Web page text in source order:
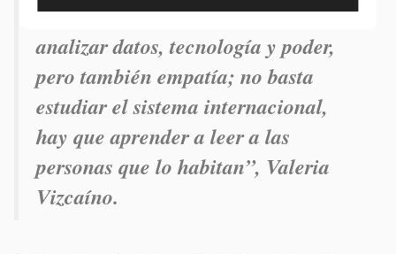
“Entender el mundo hoy exige
analizar datos, tecnología y poder,
pero también empatía; no basta
estudiar el sistema internacional,
hay que aprender a leer a las
personas que lo habitan”, Valeria
Vizcaíno.